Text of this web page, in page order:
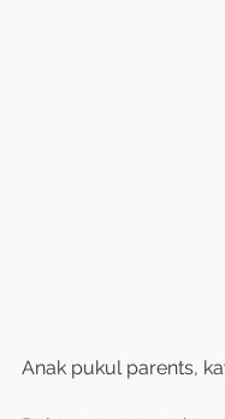
Anak pukul parents,